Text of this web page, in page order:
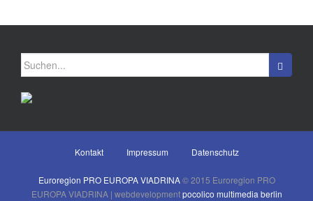
Suchen nach:
Kontakt Impressum Datenschutz
Euroregion PRO EUROPA VIADRINA© 2015 Euroregion PRO
EUROPA VIADRINA | webdevelopmentpocolico multimedia berlin